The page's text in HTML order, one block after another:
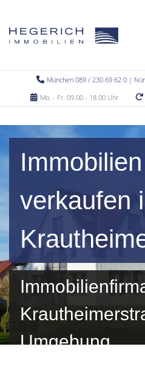
München 089 / 230 69 62 0 |
Mo. - Fr. 09.00 - 18.00 Uhr
Immobilien
verkaufen
Umgebung